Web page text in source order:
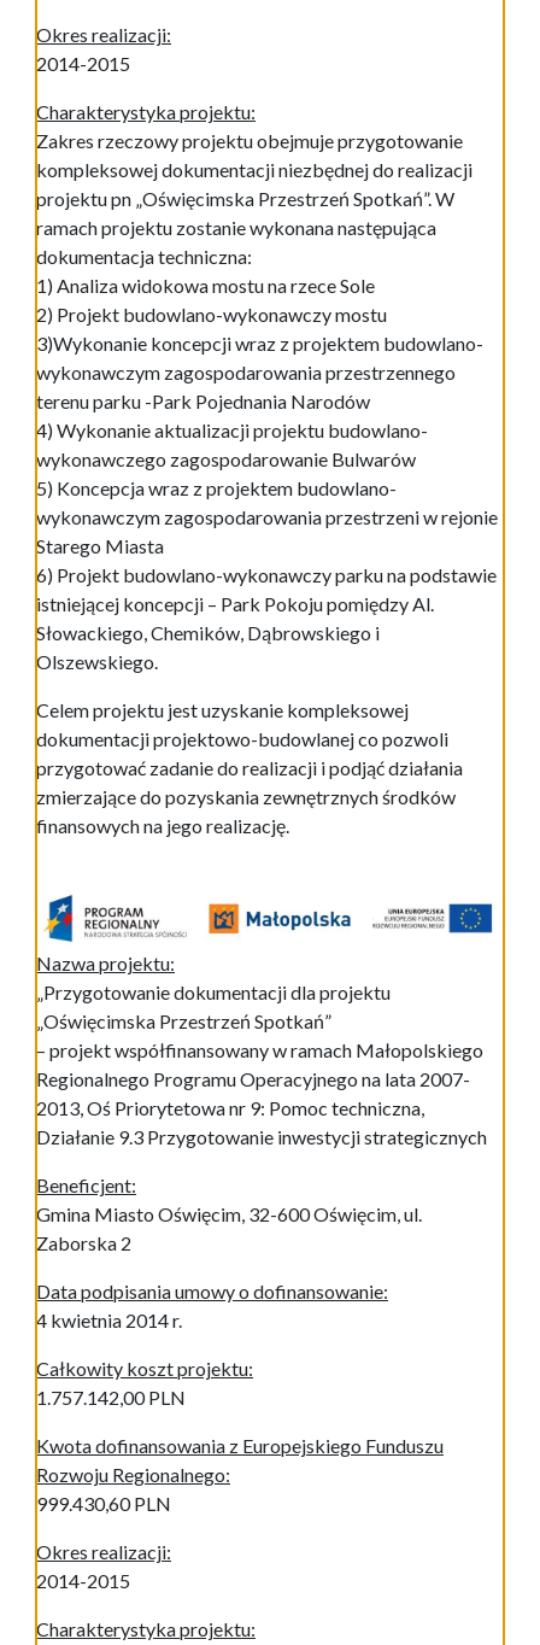
Okres realizacji:
2014-2015
Charakterystyka projektu:
Zakres rzeczowy projektu obejmuje przygotowanie
kompleksowej dokumentacji niezbędnej do realizacji
projektu pn „Oświęcimska Przestrzeń Spotkań”. W
ramach projektu zostanie wykonana następująca
dokumentacja techniczna:
1) Analiza widokowa mostu na rzece Sole
2) Projekt budowlano-wykonawczy mostu
3)Wykonanie koncepcji wraz z projektem budowlano-
wykonawczym zagospodarowania przestrzennego
terenu parku -Park Pojednania Narodów
4) Wykonanie aktualizacji projektu budowlano-
wykonawczego zagospodarowanie Bulwarów
5) Koncepcja wraz z projektem budowlano-
wykonawczym zagospodarowania przestrzeni w rejonie
Starego Miasta
6) Projekt budowlano-wykonawczy parku na podstawie
istniejącej koncepcji – Park Pokoju pomiędzy Al.
Słowackiego, Chemików, Dąbrowskiego i
Olszewskiego.
Celem projektu jest uzyskanie kompleksowej
dokumentacji projektowo-budowlanej co pozwoli
przygotować zadanie do realizacji i podjąć działania
zmierzające do pozyskania zewnętrznych środków
finansowych na jego realizację.
Nazwa projektu:
„Przygotowanie dokumentacji dla projektu
„Oświęcimska Przestrzeń Spotkań”
– projekt współfinansowany w ramach Małopolskiego
Regionalnego Programu Operacyjnego na lata 2007-
2013, Oś Priorytetowa nr 9: Pomoc techniczna,
Działanie 9.3 Przygotowanie inwestycji strategicznych
Beneficjent:
Gmina Miasto Oświęcim, 32-600 Oświęcim, ul.
Zaborska 2
Data podpisania umowy o dofinansowanie:
4 kwietnia 2014 r.
Całkowity koszt projektu:
1.757.142,00 PLN
Kwota dofinansowania z Europejskiego Funduszu
Rozwoju Regionalnego:
999.430,60 PLN
Okres realizacji:
2014-2015
Charakterystyka projektu: